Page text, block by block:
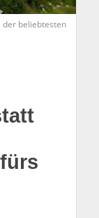
der beliebtesten